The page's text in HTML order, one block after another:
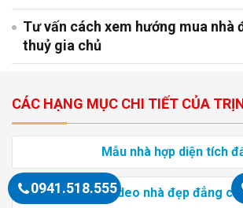
Tư vấn cách xem hướng mua nhà
thuỷ gia chủ
CÁC HẠNG MỤC CHI TIẾT CỦA
Mẫu nhà hợp diện tích
Video nhà đẹp đẳng
0941.518.555